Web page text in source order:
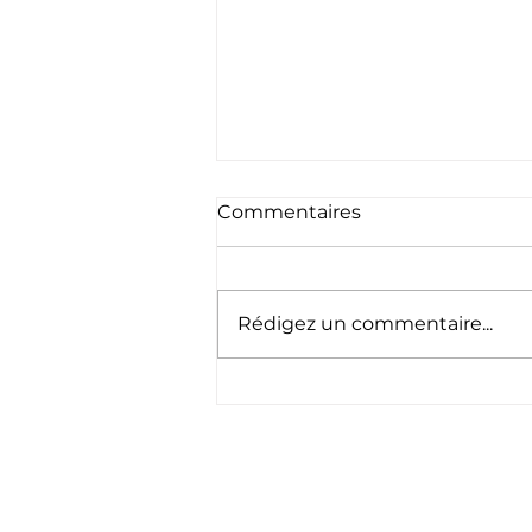
Commentaires
Rédigez un commentaire...